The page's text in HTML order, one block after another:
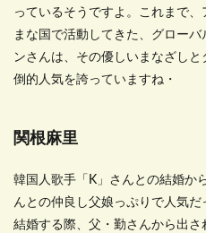
っているそうですよ。これまで
まな国で活動してきた、グロー
ンさんは、その優しいまなざし
倒的人気を誇っていますね・
関根麻里
韓国人歌手「 K 」さんとの結婚か
んとの仲良し父娘っぷりで人気
結婚する際、父・勤さんから出